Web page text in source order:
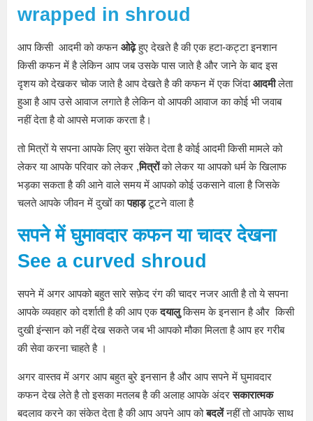
wrapped in shroud
आप किसी आदमी को कफन ओढ़ेहुए देखते है की एक हटा-कट्टा इनशान
किसी कफन में है लेकिन आप जब उसके पास जाते है और जाने के बाद इस
दृशय को देखकर चोक जाते है आप देखते है की कफन में एक जिंदाआदमीलेता
हुआ है आप उसे आवाज लगाते है लेकिन वो आपकी आवाज का कोई भी जवाब
नहीं देता है वो आपसे मजाक करता है।
तो मित्रों ये सपना आपके लिए बुरा संकेत देता है कोई आदमी किसी मामले को
लेकर या आपके परिवार को लेकर ,मित्रोंको लेकर या आपको धर्म के खिलाफ
भड़का सकता है की आने वाले समय में आपको कोई उकसाने वाला है जिसके
चलते आपके जीवन में दुखों कापहाड़टूटने वाला है
सपनेमें घुमावदार कफन या चादर देखना
See a curved shroud
सपने में अगर आपको बहुत सारे सफ़ेद रंग की चादर नजर आती है तो ये सपना
आपके व्यवहार को दर्शाती है की आप एकदयालुकिसम के इनसान है और किसी
दुखी इंन्सान को नहीं देख सकते जब भी आपको मौका मिलता है आप हर गरीब
की सेवा करना चाहते है ।
अगर वास्तव में अगर आप बहुत बुरे इनसान है और आप सपने में घुमावदार
कफन देख लेते है तो इसका मतलब है की अलाह आपके अंदरसकारात्मक
बदलाव करने का संकेत देता है की आप अपने आप कोबदलेंनहीं तो आपके साथ